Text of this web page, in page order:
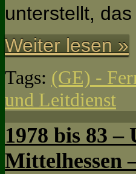
unterstellt,
Weiter lesen »
Tags: (GE) -
und Leitdienst
1978 bis 83
Mittelhessen